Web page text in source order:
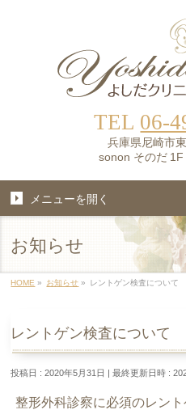
TEL 06-
兵庫県尼崎市
sonon そのだ 1F
メニューを開く
お知らせ
HOME » お知らせ » レントゲン検査について
レントゲン検査について
投稿日 : 2020年5月31日 最終更新日時 :
整形外科診察に必須のレン